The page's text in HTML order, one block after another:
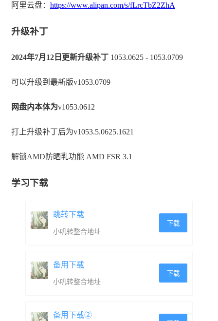
阿里云盘： https://www.alipan.com/s/fLrcTbZ2ZhA
升级补丁
2024年7月12日更新升级补丁 1053.0625 - 1053.0709
可以升级到最新版v1053.0709
网盘内本体为v1053.0612
打上升级补丁后为v1053.5.0625.1621
解锁AMD防晒乳功能 AMD FSR 3.1
学习下载
跳转下载
小叽转整合地址
下载
备用下载
小叽转整合地址
下载
备用下载②